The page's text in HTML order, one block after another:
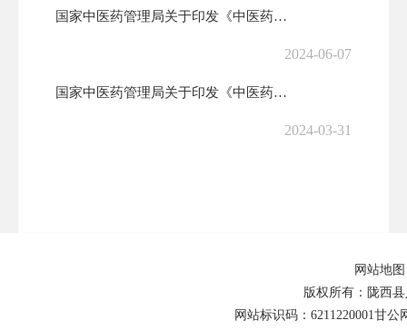
国家中医药管理局关于印发《中医药科技成果登记管理办法（修订）》的通知
2024-06-07
国家中医药管理局关于印发《中医药标准管理办法》的通知
2024-03-31
2023-10-10
关于调整局机关领导班子成员分工的通知
网站地图
版权所有：陇西
网站标识码：6211220001甘公